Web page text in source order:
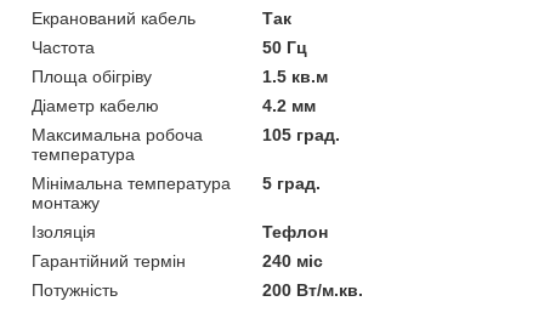
Екранований кабель
Так
Частота
50 Гц
Площа обігріву
1.5 кв.м
Діаметр кабелю
4.2 мм
Максимальна робоча
температура
105 град.
Мінімальна температура
монтажу
5 град.
Ізоляція
Тефлон
Гарантійний термін
240 міс
Потужність
200 Вт/м.кв.